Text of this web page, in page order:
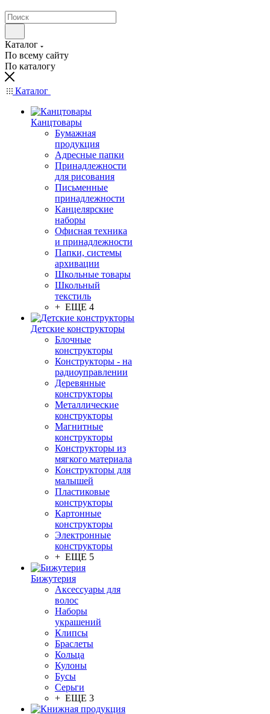
Каталог
По всему сайту
По каталогу
Каталог
Канцтовары
Бумажная
продукция
Адресные папки
Принадлежности
для рисования
Письменные
принадлежности
Канцелярские
наборы
Офисная техника
и принадлежности
Папки, системы
архивации
Школьные товары
Школьный
текстиль
+ ЕЩЕ 4
Детские конструкторы
Блочные
конструкторы
Конструкторы - на
радиоуправлении
Деревянные
конструкторы
Металлические
конструкторы
Магнитные
конструкторы
Конструкторы из
мягкого материала
Конструкторы для
малышей
Пластиковые
конструкторы
Картонные
конструкторы
Электронные
конструкторы
+ ЕЩЕ 5
Бижутерия
Аксессуары для
волос
Наборы
украшений
Клипсы
Браслеты
Кольца
Кулоны
Бусы
Серьги
+ ЕЩЕ 3